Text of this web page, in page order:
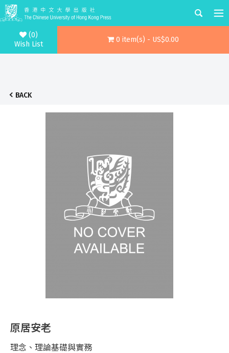
(0)
Wish List
0 item(s) - US$0.00
BACK
原居安老
理念、理論基礎與實務